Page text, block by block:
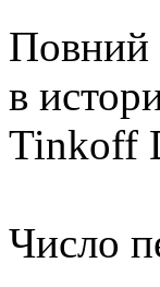
Повний
в
Tinkoff
Число